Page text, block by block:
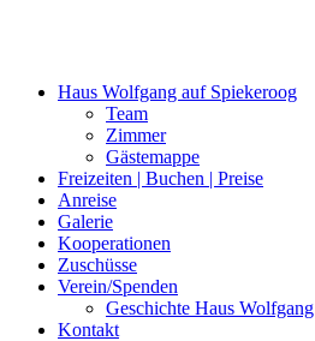
Haus Wolfgang auf Spiekeroog
Team
Zimmer
Gästemappe
Freizeiten | Buchen | Preise
Anreise
Galerie
Kooperationen
Zuschüsse
Verein/Spenden
Geschichte Haus Wolfgang
Kontakt